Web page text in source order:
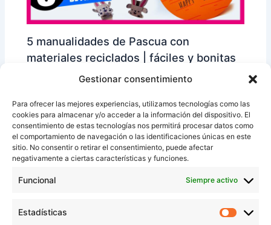
Gestionar consentimiento
Para ofrecer las mejores experiencias, utilizamos tecnologías como las
cookies para almacenar y/o acceder a la información del dispositivo. El
consentimiento de estas tecnologías nos permitirá procesar datos como
el comportamiento de navegación o las identificaciones únicas en este
sitio. No consentir o retirar el consentimiento, puede afectar
negativamente a ciertas características y funciones.
Funcional Siempre activo
Estadísticas
5 manualidades de Pascua con
materiales reciclados | fáciles y bonitas
para niños